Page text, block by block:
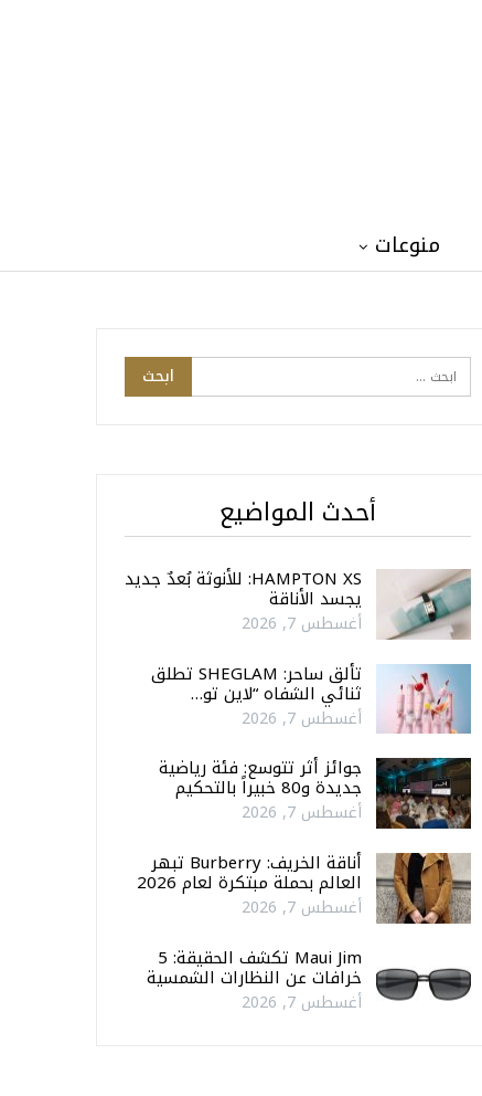
منوعات
أحدث المواضيع
HAMPTON XS: للأنوثة بُعدٌ جديد
يجسد الأناقة
أغسطس 7, 2026
تألق ساحر: SHEGLAM تطلق
ثنائي الشفاه “لاين تو…
أغسطس 7, 2026
جوائز أثر تتوسع: فئة رياضية
جديدة و80 خبيراً بالتحكيم
أغسطس 7, 2026
أناقة الخريف: Burberry تبهر
العالم بحملة مبتكرة لعام 2026
أغسطس 7, 2026
Maui Jim تكشف الحقيقة: 5
خرافات عن النظارات الشمسية
أغسطس 7, 2026